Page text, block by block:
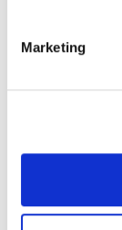
Marketing